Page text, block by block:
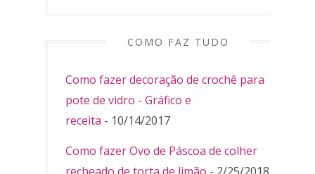
COMO FAZ TUDO
Como fazer decoração de crochê para
pote de vidro - Gráfico e
receita - 10/14/2017
Como fazer Ovo de Páscoa de colher
recheado de torta de limão - 2/25/2018